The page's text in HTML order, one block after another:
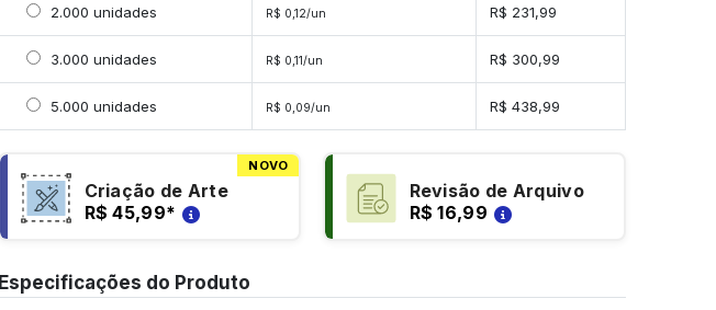
Selecionar 2000 unidades
2.000 unidades R$ 0,12/un R$ 231,99
Selecionar 3000 unidades
3.000 unidades R$ 0,11/un R$ 300,99
Selecionar 5000 unidades
5.000 unidades R$ 0,09/un R$ 438,99
NOVO
Criação de Arte
R$ 45,99*
Revisão de Arquivo
R$ 16,99
Especificações do Produto